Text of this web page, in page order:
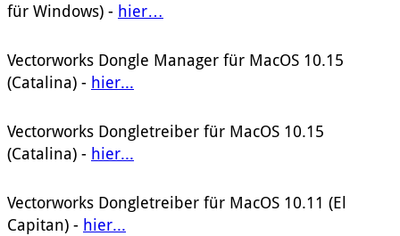
für Windows) - hier…
Vectorworks Dongle Manager für MacOS 10.15
(Catalina) - hier...
Vectorworks Dongletreiber für MacOS 10.15
(Catalina) - hier...
Vectorworks Dongletreiber für MacOS 10.11 (El
Capitan) - hier...